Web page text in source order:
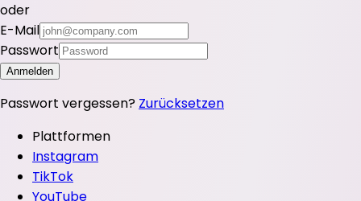
oder
E-Mail
Passwort
Anmelden
Passwort vergessen? Zurücksetzen
Plattformen
Instagram
TikTok
YouTube